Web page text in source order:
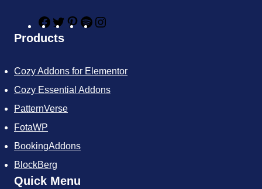
F
a
c
o
k
T
w
e
P
r
s
S
p
f
g
a
Products
Cozy Addons for Elementor
Cozy Essential Addons
PatternVerse
FotaWP
BookingAddons
BlockBerg
Quick Menu